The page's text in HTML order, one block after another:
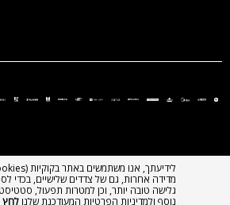
מדידה אחרות, גם של צדדים שלישיים, בכדי
גלישה טובה יותר, וכן למטרות תפעול,
נוסף ולמדיניות הפרטיות המעודכנת שלנולחץ